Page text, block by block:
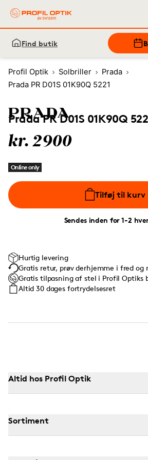
Find butik
Profil Optik Solbriller
Prada
Prada PR D01S 01K90Q 5221
Prada PR D01S 01K90Q
kr. 2900
Online only
Tilføj til kurv
Sendes inden for 1-2
Hurtig levering
Gratis retur, prøv derhjemme i fred og
Gratis tilpasning af stel i Profil Optiks
Altid 30 dages fortrydelsesret
Altid hos Profil Optik
Sortiment